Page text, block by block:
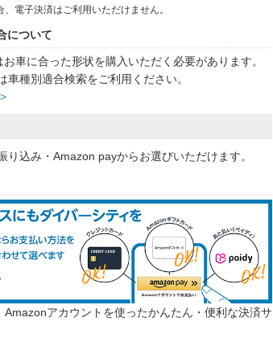
電子決済はご利用いただけません。
について
車に合った形状を購入いただく必要があります。
車種別適合検索をご利用ください。
り込み・Amazon payからお選びいただけます。
Amazonアカウントを使ったかんたん・便利な決済サ